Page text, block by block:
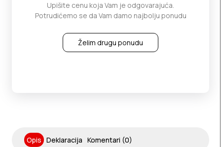
Upišite cenu koja Vam je odgovarajuća.
Potrudićemo se da Vam damo najbolju ponudu
Želim drugu ponudu
Opis Deklaracija Komentari (0)